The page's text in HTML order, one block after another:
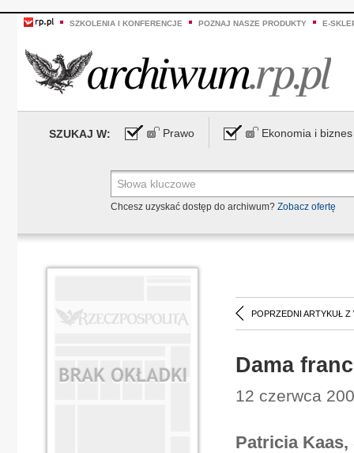
SZKOLENIA I KONFERENCJE POZNAJ NASZE PRODUKTY E-
SZUKAJ W: Prawo Ekonomia i biznes
Chcesz uzyskać dostęp do archiwum? Zobacz ofertę
POPRZEDNI ARTYKUŁ Z
Dama
12 czerwca
Patricia